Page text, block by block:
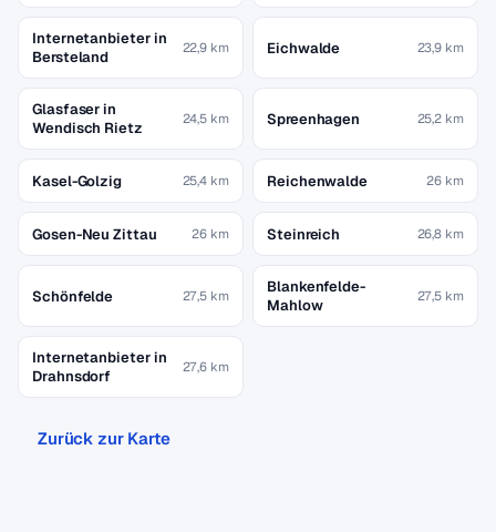
Internetanbieter in
Bersteland
22,9 km Eichwalde 23,9 km
Glasfaser in
Wendisch Rietz
24,5 km Spreenhagen 25,2 km
Kasel-Golzig 25,4 km Reichenwalde 26 km
Gosen-Neu Zittau 26 km Steinreich 26,8 km
Schönfelde 27,5 km
Blankenfelde-
Mahlow
27,5 km
Internetanbieter in
Drahnsdorf
27,6 km
Zurück zur Karte